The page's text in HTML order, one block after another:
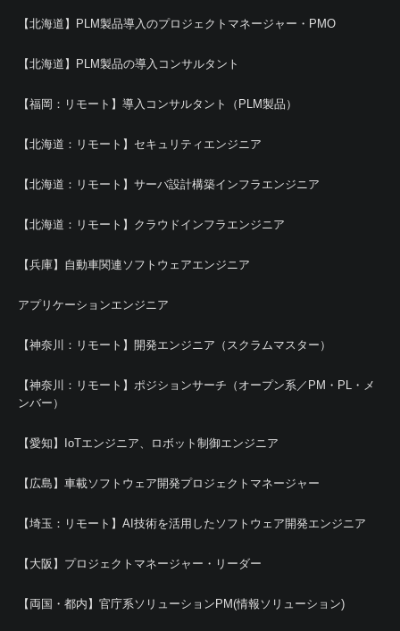
【北海道】PLM製品導入のプロジェクトマネージャー・PMO
【北海道】PLM製品の導入コンサルタント
【福岡：リモート】導入コンサルタント（PLM製品）
【北海道：リモート】セキュリティエンジニア
【北海道：リモート】サーバ設計構築インフラエンジニア
【北海道：リモート】クラウドインフラエンジニア
【兵庫】自動車関連ソフトウェアエンジニア
アプリケーションエンジニア
【神奈川：リモート】開発エンジニア（スクラムマスター）
【神奈川：リモート】ポジションサーチ（オープン系／PM・PL・メ
ンバー）
【愛知】IoTエンジニア、ロボット制御エンジニア
【広島】車載ソフトウェア開発プロジェクトマネージャー
【埼玉：リモート】AI技術を活用したソフトウェア開発エンジニア
【大阪】プロジェクトマネージャー・リーダー
【両国・都内】官庁系ソリューションPM(情報ソリューション)